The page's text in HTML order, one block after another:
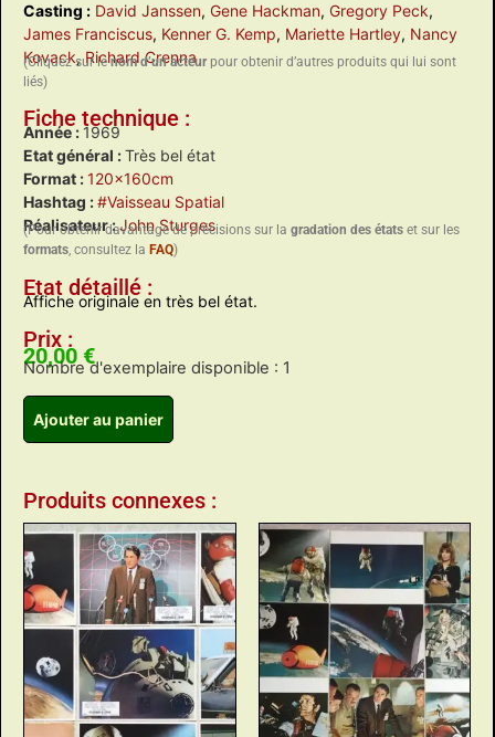
Casting : David Janssen, Gene Hackman, Gregory Peck,
James Franciscus, Kenner G. Kemp, Mariette Hartley, Nancy
Kovack,Richard Crenna
(Cliquez sur lenom d’un acteurpour obtenir d’autres produits qui lui sont
liés)
Fiche technique :
Année : 1969
Etat général :Très bel état
Format :120x160cm
Hashtag :#Vaisseau Spatial
Réalisateur :John Sturges
(Pour obtenir davantage de précisions sur la gradation des états et sur les
formats, consultez la FAQ)
Etat détaillé :
Affiche originale en très bel état.
Prix :
20,00 €
Nombre d'exemplaire disponible : 1
Ajouter au panier
Produits connexes :